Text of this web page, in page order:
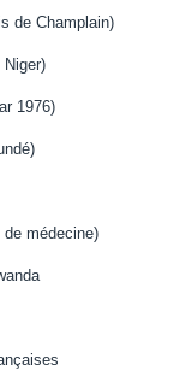
de Champlain)
Niger)
1976)
médecine)